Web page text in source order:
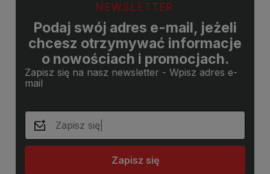
NEWSLETTER
Podaj swój adres e-mail, jeżeli
chcesz otrzymywać informacje
o nowościach i promocjach.
Zapisz się na nasz newsletter - Wpisz adres e-
mail
Zapisz się